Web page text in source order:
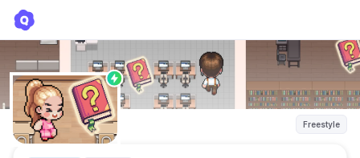
Freestyle